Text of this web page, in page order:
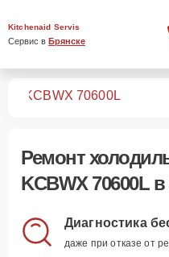
Kitchenaid Servis
Сервис в Брянске
KCBWX 70600L
Ремонт
KCBWX 70600Lв
Диагностика
даже при отказе от